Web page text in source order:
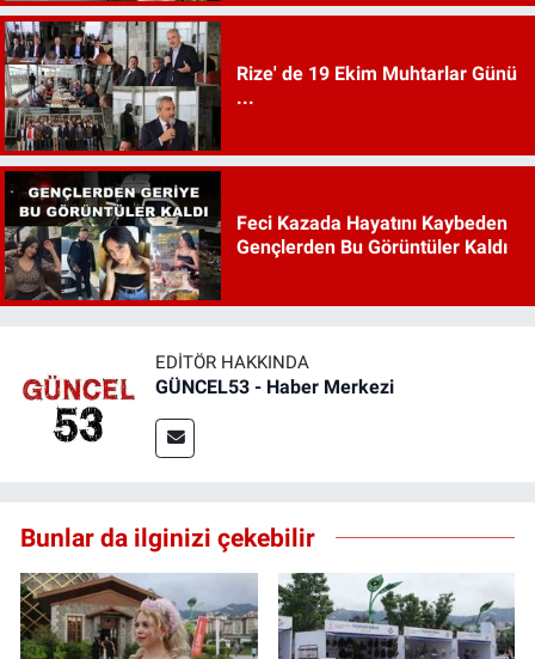
Rize' de 19 Ekim Muhtarlar Günü
...
Feci Kazada Hayatını Kaybeden
Gençlerden Bu Görüntüler Kaldı
EDITÖR HAKKINDA
GÜNCEL53 - Haber Merkezi
Bunlar da ilginizi çekebilir